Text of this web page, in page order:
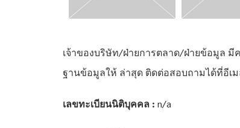
เจ้าของบริษัท/ฝ่ายการตลาด/ฝ่ายข้อมูล
ฐานข้อมูลให้ ล่าสุด ติดต่อสอบถามได้ที่อีเ
เลขทะเบียนนิติบุคคล : n/a